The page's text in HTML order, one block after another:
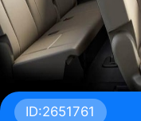
ID:2651761